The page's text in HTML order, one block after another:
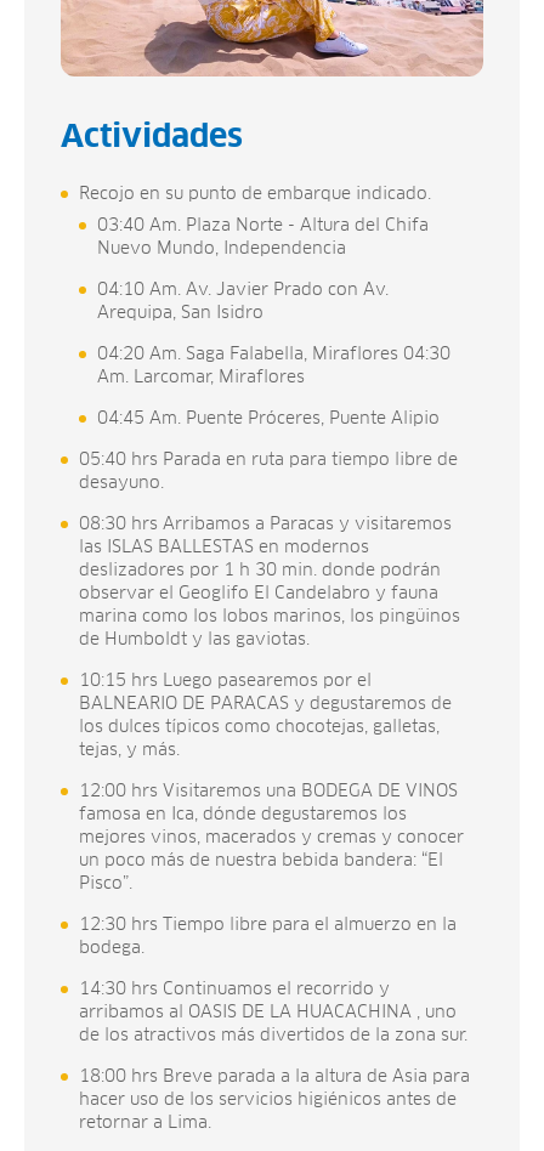
Actividades
Recojo en su punto de embarque indicado.
03:40 Am. Plaza Norte - Altura del Chifa
Nuevo Mundo, Independencia
04:10 Am. Av. Javier Prado con Av.
Arequipa, San Isidro
04:20 Am. Saga Falabella, Miraflores 04:30
Am. Larcomar, Miraflores
04:45 Am. Puente Próceres, Puente Alipio
05:40 hrs Parada en ruta para tiempo libre de
desayuno.
08:30 hrs Arribamos a Paracas y visitaremos
las ISLAS BALLESTAS en modernos
deslizadores por 1 h 30 min. donde podrán
observar el Geoglifo El Candelabro y fauna
marina como los lobos marinos, los pingüinos
de Humboldt y las gaviotas.
10:15 hrs Luego pasearemos por el
BALNEARIO DE PARACAS y degustaremos de
los dulces típicos como chocotejas, galletas,
tejas, y más.
12:00 hrs Visitaremos una BODEGA DE VINOS
famosa en Ica, dónde degustaremos los
mejores vinos, macerados y cremas y conocer
un poco más de nuestra bebida bandera: “El
Pisco”.
12:30 hrs Tiempo libre para el almuerzo en la
bodega.
14:30 hrs Continuamos el recorrido y
arribamos al OASIS DE LA HUACACHINA , uno
de los atractivos más divertidos de la zona sur.
18:00 hrs Breve parada a la altura de Asia para
hacer uso de los servicios higiénicos antes de
retornar a Lima.